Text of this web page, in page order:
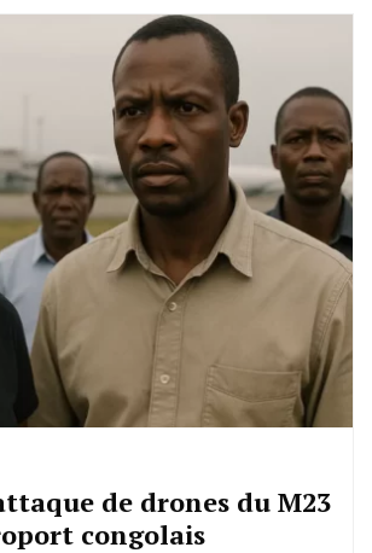
de drones du M23
congolais